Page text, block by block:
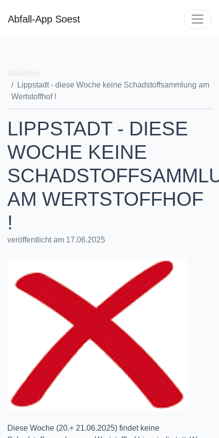
Abfall-App Soest
Lippstadt - diese Woche keine Schadstoffsammlung am
Wertstoffhof !
LIPPSTADT - DIESE
WOCHE KEINE
AM WERTSTOFFHOF
!
veröffentlicht am 17.06.2025
Diese Woche (20.+ 21.06.2025) findet keine